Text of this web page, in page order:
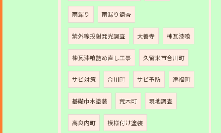
雨漏り 雨漏り調査
紫外線投射発光調査 大善寺 棟瓦漆喰
棟瓦漆喰詰め直し工事 久留米市合川町
サビ対策 合川町 サビ予防 津福町
基礎巾木塗装 荒木町 現地調査
高良内町 模様付け塗装